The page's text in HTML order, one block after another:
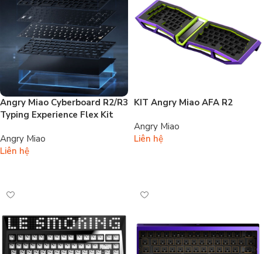
Angry Miao Cyberboard R2/R3
Typing Experience Flex Kit
Angry Miao
Liên hệ
KIT Angry Miao AFA R2
Angry Miao
Liên hệ